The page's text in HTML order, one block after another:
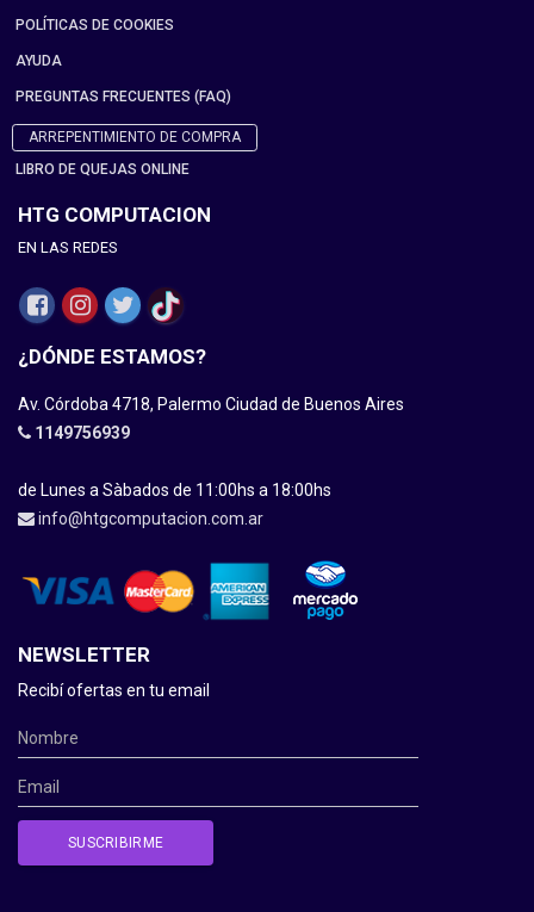
POLÍTICAS DE COOKIES
AYUDA
PREGUNTAS FRECUENTES (FAQ)
ARREPENTIMIENTO DE COMPRA
LIBRO DE QUEJAS ONLINE
HTG COMPUTACION
EN LAS REDES
¿DÓNDE ESTAMOS?
Av. Córdoba 4718, Palermo Ciudad de Buenos Aires
1149756939
de Lunes a Sàbados de 11:00hs a 18:00hs
info@htgcomputacion.com.ar
NEWSLETTER
Recibí ofertas en tu email